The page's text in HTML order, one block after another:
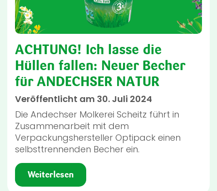
ACHTUNG! Ich lasse die
Hüllen fallen: Neuer Becher
für ANDECHSER NATUR
Veröffentlicht am 30. Juli 2024
Die Andechser Molkerei Scheitz führt in
Zusammenarbeit mit dem
Verpackungshersteller Optipack einen
selbsttrennenden Becher ein.
Weiterlesen